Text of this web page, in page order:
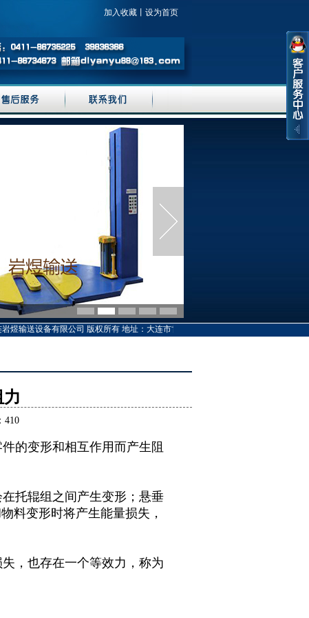
加入收藏丨 设为首页
煜输送设备有限公司 版权所有 地址：大连市甘井子区椒金园区7号 厂址：大连市
410
的变形和相互作用而产生阻
托辊组之间产生变形；悬垂
料变形时将产生能量损失，
，也存在一个等效力，称为